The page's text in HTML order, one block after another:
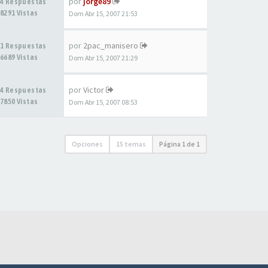
8291 Vistas
Dom Abr 15, 2007 21:53
1 Respuestas
6689 Vistas
por 2pac_manisero
Dom Abr 15, 2007 21:29
4 Respuestas
7850 Vistas
porVictor
Dom Abr 15, 2007 08:53
Opciones 15 temas Página 1 de 1